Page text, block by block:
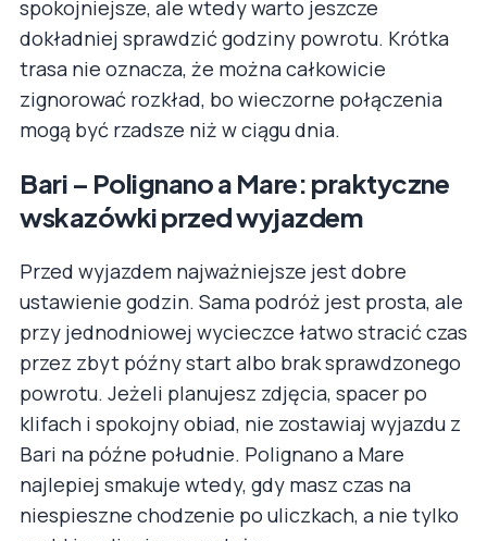
spokojniejsze, ale wtedy warto jeszcze
dokładniej sprawdzić godziny powrotu. Krótka
trasa nie oznacza, że można całkowicie
zignorować rozkład, bo wieczorne połączenia
mogą być rzadsze niż w ciągu dnia.
Bari – Polignano a Mare: praktyczne
wskazówki przed wyjazdem
Przed wyjazdem najważniejsze jest dobre
ustawienie godzin. Sama podróż jest prosta, ale
przy jednodniowej wycieczce łatwo stracić czas
przez zbyt późny start albo brak sprawdzonego
powrotu. Jeżeli planujesz zdjęcia, spacer po
klifach i spokojny obiad, nie zostawiaj wyjazdu z
Bari na późne południe. Polignano a Mare
najlepiej smakuje wtedy, gdy masz czas na
niespieszne chodzenie po uliczkach, a nie tylko